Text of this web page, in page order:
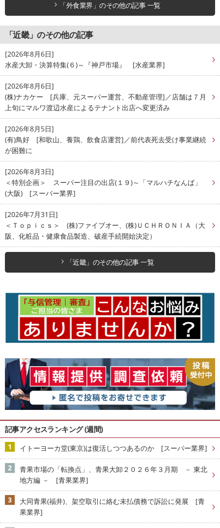
「外食業界」のその他の記事 一覧
「近畿」のその他の記事
[2026年8月6日]
水産大卸・決算特集(６)～『神戸市場』 [水産業界]
[2026年8月6日]
(株)ナカケー [兵庫、元スーパー運営、不動産管理]／店舗は７月
上旬にマルワ渡辺水産によるテナント出店へ変更済み
[2026年8月5日]
(有)鳥好 [和歌山、養鶏、飲食店運営]／前代表死去受け事業継続
が困難に
[2026年8月3日]
＜特別企画＞ スーパー注目の出店(１９)～「マルハチなんば」
(大阪) [スーパー業界]
[2026年7月31日]
＜Ｔｏｐｉｃｓ＞ (株)ファイブオー、(株)ＵＣＨＲＯＮＩＡ（大
阪、化粧品・健康食品製造、破産手続開始決定）
「近畿」のその他の記事 一覧
記事アクセスランキング (週間)
イトーヨーカ堂(東京)は復活しつつあるのか [スーパー業界]
青果市場の「転換点」、青果大卸２０２６年３月期 － 東北
地方編 － [青果業界]
大同青果(福井)、架空取引に絡む未払債務で訴訟に発展 [青
果業界]